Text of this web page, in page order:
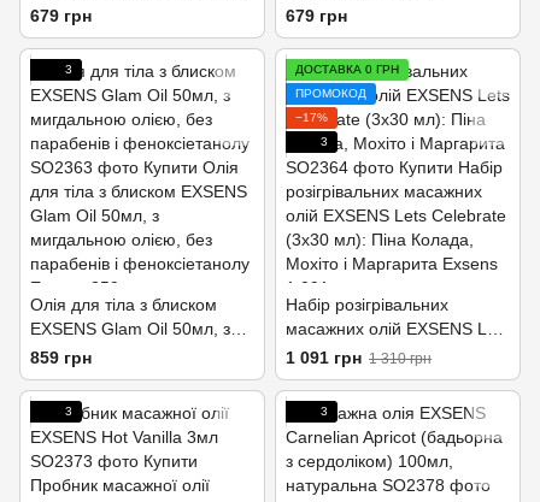
без цукру, без парабенів,
їстівне
679 грн
розігрівальна, без цукру, без
парабенів, їстівна
679 грн
3
Олія для тіла з блиском
EXSENS Glam Oil 50мл, з
мигдальною олією, без
парабенів і феноксіетанолу
859 грн
ДОСТАВКА 0 ГРН
ПРОМОКОД
−17%
3
Набір розігрівальних
масажних олій EXSENS Lets
Celebrate (3х30 мл): Піна
Колада, Мохіто і Маргарита
1 091 грн 1 310 грн
3 3